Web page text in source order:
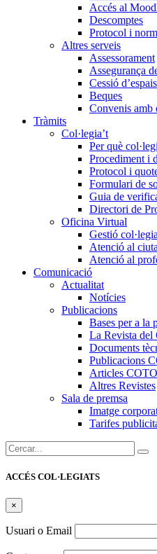
Accés al
Descomptes
Protocol i
Altres serveis
Assessorament
Assegurança
Cessió d’espais
Beques
Convenis amb
Tràmits
Col·legia’t
Per què
Procediment i
Protocol i
Formulari de
Guia de
Directori de
Oficina Virtual
Gestió
Atenció al
Atenció al
Comunicació
Actualitat
Notícies
Publicacions
Bases per a la
La Revista del
Documents
Publicacions
Articles
Altres Revistes
Sala de premsa
Imatge
Tarifes
Cercar:
ACCÉS COL·LEGIATS
×
Usuari o Email